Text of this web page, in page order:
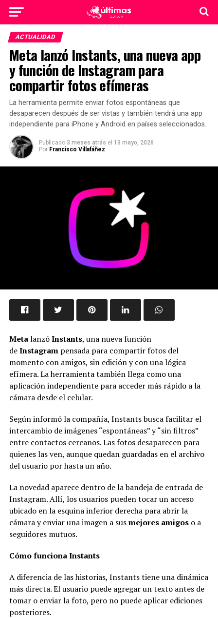
ACTUALIDAD
Meta lanzó Instants, una nueva app
y función de Instagram para
compartir fotos efímeras
La herramienta permite enviar fotos espontáneas que
desaparecen después de ser vistas y también tendrá una app
independiente para iPhone y Android en países seleccionados.
Publicado 3 meses atrás el 13 mayo, 2026
Por Francisco Villafáñez
MetalanzóInstants, una nueva función
deInstagrampensada para compartir fotos del
momento con amigos, sin edición y con una lógica
efímera. La herramienta también llega como una
aplicación independiente para acceder más rápido a la
cámara desde el celular.
Según informó la compañía, Instants busca facilitar el
intercambio de imágenes “espontáneas” y “sin filtros”
entre contactos cercanos. Las fotos desaparecen para
quienes las ven, aunque quedan guardadas en el archivo
del usuario por hasta un año.
La novedad aparece dentro de la bandeja de entrada de
Instagram. Allí, los usuarios pueden tocar un acceso
ubicado en la esquina inferior derecha para abrir la
cámara y enviar una imagen a susmejores amigoso a
seguidores mutuos.
Cómo funciona Instants
A diferencia de las historias, Instants tiene una dinámica
más directa. El usuario puede agregar un texto antes de
tomar o enviar la foto, pero no puede aplicar ediciones
posteriores.